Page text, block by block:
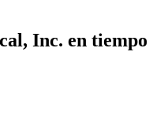
Inc. en tiempo